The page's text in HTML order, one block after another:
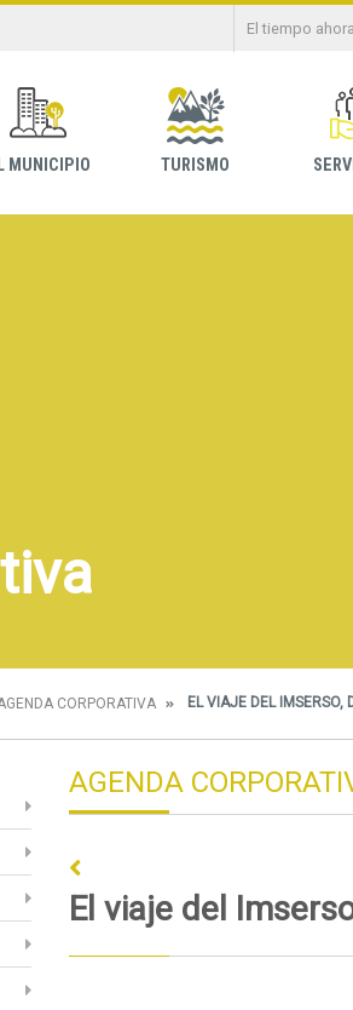
El tiempo ahora
MUNICIPIO TURISMO
CORPORATIVA EL VIAJE DEL IMSERSO,
AGENDA
El viaje del